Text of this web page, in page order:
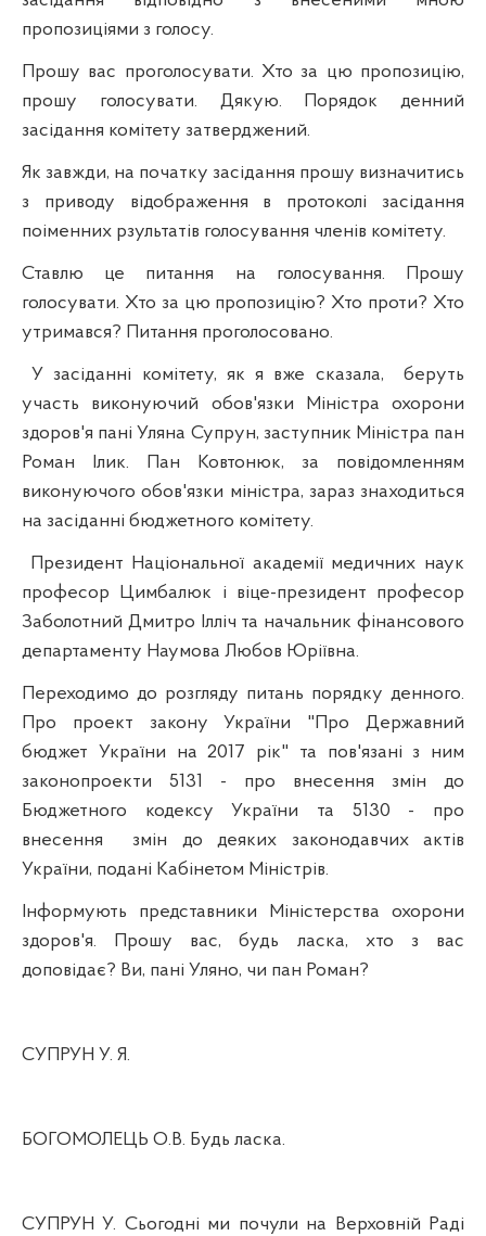
пропозиціями з голосу.
Прошу вас проголосувати. Хто за цю пропозицію,
прошу голосувати. Дякую. Порядок денний
засідання комітету затверджений.
Як завжди, на початку засідання прошу визначитись
з приводу відображення в протоколі засідання
поіменних рзультатів голосування членів комітету.
Ставлю це питання на голосування. Прошу
голосувати. Хто за цю пропозицію? Хто проти? Хто
утримався? Питання проголосовано.
У засіданні комітету, як я вже сказала,
беруть
участь виконуючий обов'язки Міністра охорони
здоров'я пані Уляна Супрун, заступник Міністра пан
Роман
Ілик. Пан Ковтонюк, за повідомленням
виконуючого обов'язки міністра, зараз знаходиться
на засіданні бюджетного комітету.
Президент Національної академії медичних наук
професор Цимбалюк і віце-президент професор
Заболотний Дмитро Ілліч та начальник фінансового
департаменту Наумова Любов Юріївна.
Переходимо до розгляду питань порядку денного.
Про проект закону України "Про Державний
бюджет України на 2017 рік" та пов'язані з ним
законопроекти 5131 - про внесення змін до
Бюджетного кодексу України та 5130 - про
внесення
змін до деяких законодавчих актів
України, подані Кабінетом Міністрів.
Інформують представники Міністерства охорони
здоров'я. Прошу вас, будь ласка, хто з вас
доповідає? Ви, пані Уляно, чи пан Роман?
СУПРУН У. Я.
БОГОМОЛЕЦЬ О.В. Будь ласка.
СУПРУН У. Сьогодні ми почули на Верховній Раді